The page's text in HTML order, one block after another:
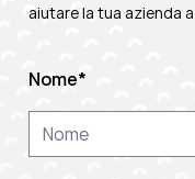
aiutare la tua azienda
Nome*